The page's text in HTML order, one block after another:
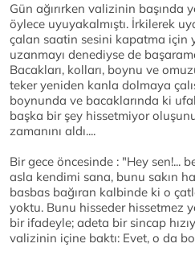
Gün ağırırken valizinin başında
öylece uyuyakalmıştı. İrkilerek
çalan saatin sesini kapatma için
uzanmayı denediyse de
Bacakları, kolları, boynu ve
teker yeniden kanla dolmaya
boynunda ve bacaklarında ki
başka bir şey hissetmiyor
zamanını aldı....
Bir gece öncesinde : "Hey sen!...
asla kendimi sana, bunu sakın
basbas bağıran kalbinde ki o
yoktu. Bunu hisseder hissetmez
bir ifadeyle; adeta bir sincap
valizinin içine baktı: Evet, o da